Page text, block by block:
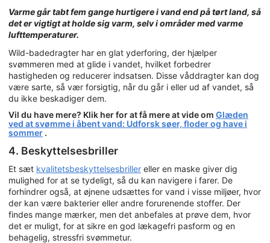
Varme går tabt fem gange hurtigere i vand end på tørt land, så
det er vigtigt at holde sig varm, selv i områder med varme
lufttemperaturer.
Wild-badedragter har en glat yderforing, der hjælper
svømmeren med at glide i vandet, hvilket forbedrer
hastigheden og reducerer indsatsen. Disse våddragter kan dog
være sarte, så vær forsigtig, når du går i eller ud af vandet, så
du ikke beskadiger dem.
Vil du have mere? Klik her for at få mere at vide om Glæden
ved at svømme i åbent vand: Udforsk søer, floder og have i
sommer .
4. Beskyttelsesbriller
Et sæt kvalitetsbeskyttelsesbriller eller en maske giver dig
mulighed for at se tydeligt, så du kan navigere i farer. De
forhindrer også, at øjnene udsættes for vand i visse miljøer, hvor
der kan være bakterier eller andre forurenende stoffer. Der
findes mange mærker, men det anbefales at prøve dem, hvor
det er muligt, for at sikre en god lækagefri pasform og en
behagelig, stressfri svømmetur.